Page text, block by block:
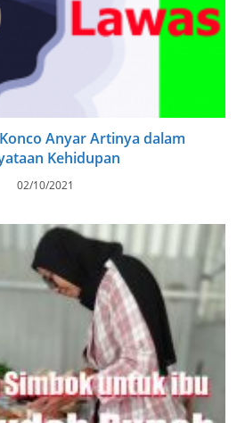
Anyar Artinya dalam
Kehidupan
02/10/2021